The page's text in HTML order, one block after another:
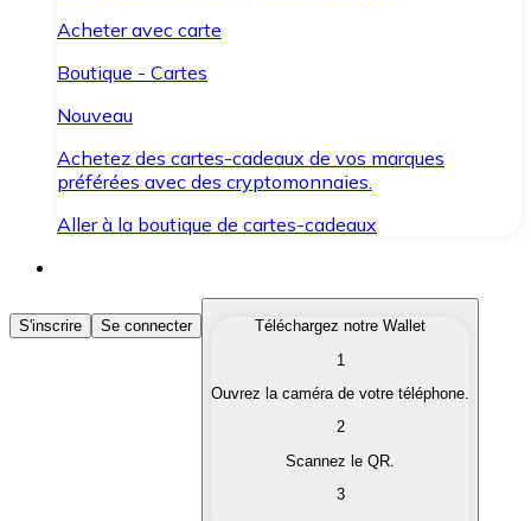
Acheter avec carte
Boutique - Cartes
Nouveau
Achetez des cartes-cadeaux de vos marques
préférées avec des cryptomonnaies.
Aller à la boutique de cartes-cadeaux
Acheter des Cryptomonnaies
Achetez les cryptomonnaies qui vous intéressent
Convertissez vos cryptomonnaies en monnaie
S'inscrire Se connecter
Téléchargez notre Wallet
1
Ouvrez la caméra de votre téléphone.
2
Scannez le QR.
3